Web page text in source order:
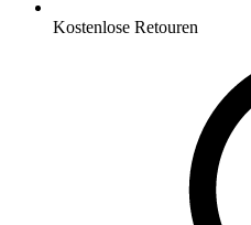
Kostenlose Retouren